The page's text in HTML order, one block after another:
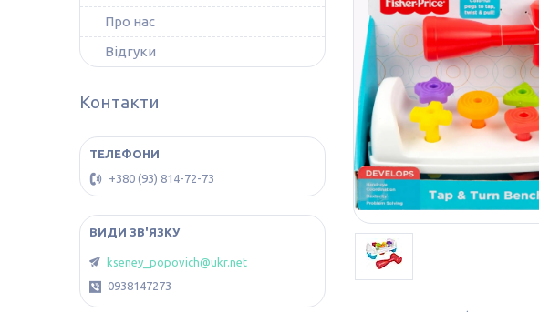
Про нас
Відгуки
Контакти
+380 (93) 814-72-73
kseney_popovich@ukr.net
0938147273